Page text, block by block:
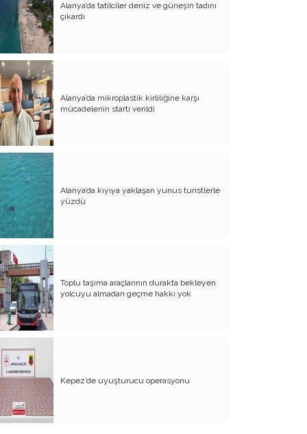
Atalay olayı; yargıyı yönetenlerin
darbesidir!..
CHP’de ne değişti?
Eğitim Sisteminde Sorunlar ve Çözüm
Önerileri
Cumhuriyet’in 100. Yılı ve AB İlişkileri
Şehitler üzerinden siyaset!..
Belediye Başkanı'na Neden Oy
Vermeliyim?
AKP'nin Mülteci Politikası ve
şehitlerimiz!..
Geleceğimize biz karar verelim!..
Kamacı’nın resti!.. İYİ Parti’nin kararı
Emine öğretmenim; Atatürk sizlere
güvendi!..
Açıkça söyleyin ‘’Cumhuriyete
karşısınız!’’
Doğayı kim koruyacak?
CHP’de siyaset, başka tür siyasetçi!..
Cumhuriyetimizin 100 yılını böyle mi
kutlayacağız?
Alanya’da tatilciler deniz ve güneşin tadını
çıkardı
Alanya’da mikroplastik kirliliğine karşı
mücadelenin startı verildi
Alanya’da kıyıya yaklaşan yunus turistlerle
yüzdü
Toplu taşıma araçlarının durakta bekleyen
yolcuyu almadan geçme hakkı yok
Kepez’de uyuşturucu operasyonu